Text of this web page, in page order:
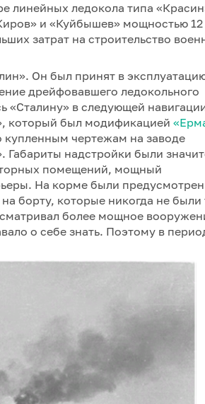
линейных ледокола типа
и «Куйбышев» мощностью 12
затрат на строительство
Он был принят в
дрейфовавшего ледокольного
«Сталину» в следующей
который был модификацией
купленным чертежам на заводе
надстройки были
помещений, мощный
На корме были
борту, которые никогда не были
более мощное
о себе знать. Поэтому в